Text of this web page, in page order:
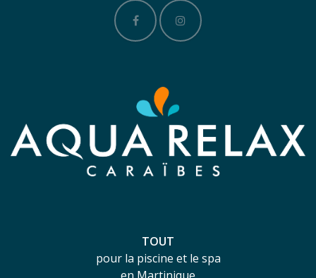
TOUT
pour la piscine et le spa